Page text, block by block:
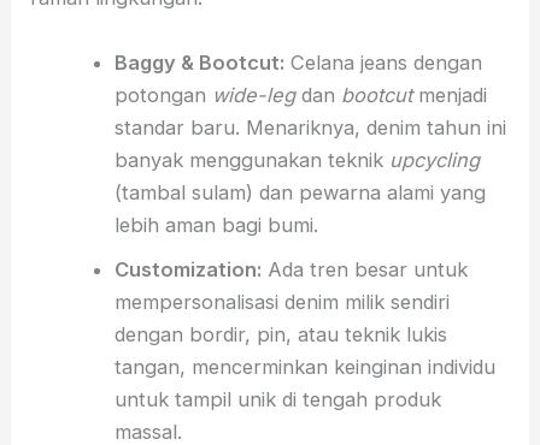
Baggy & Bootcut: Celana jeans dengan
potongan wide-legdan bootcutmenjadi
standar baru. Menariknya, denim tahun ini
banyak menggunakan teknik upcycling
(tambal sulam) dan pewarna alami yang
lebih aman bagi bumi.
Customization: Ada tren besar untuk
mempersonalisasi denim milik sendiri
dengan bordir, pin, atau teknik lukis
tangan, mencerminkan keinginan individu
untuk tampil unik di tengah produk
massal.